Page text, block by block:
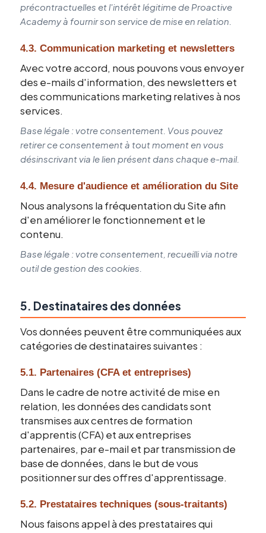
précontractuelles et l'intérêt légitime de Proactive
Academy à fournir son service de mise en relation.
4.3. Communication marketing et newsletters
Avec votre accord, nous pouvons vous envoyer
des e-mails d'information, des newsletters et
des communications marketing relatives à nos
services.
Base légale : votre consentement. Vous pouvez
retirer ce consentement à tout moment en vous
désinscrivant via le lien présent dans chaque e-mail.
4.4. Mesure d'audience et amélioration du Site
Nous analysons la fréquentation du Site afin
d'en améliorer le fonctionnement et le
contenu.
Base légale : votre consentement, recueilli via notre
outil de gestion des cookies.
5. Destinataires des données
Vos données peuvent être communiquées aux
catégories de destinataires suivantes :
5.1. Partenaires (CFA et entreprises)
Dans le cadre de notre activité de mise en
relation, les données des candidats sont
transmises aux centres de formation
d'apprentis (CFA) et aux entreprises
partenaires, par e-mail et par transmission de
base de données, dans le but de vous
positionner sur des offres d'apprentissage.
5.2. Prestataires techniques (sous-traitants)
Nous faisons appel à des prestataires qui